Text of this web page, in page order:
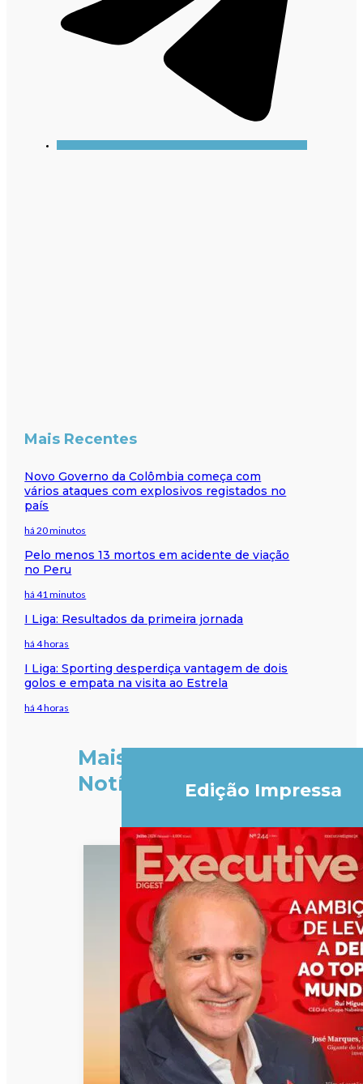
Mais Recentes
Novo Governo da Colômbia começa com
vários ataques com explosivos registados no
país
há 20 minutos
Pelo menos 13 mortos em acidente de viação
no Peru
há 41 minutos
I Liga: Resultados da primeira jornada
há 4 horas
I Liga: Sporting desperdiça vantagem de dois
golos e empata na visita ao Estrela
há 4 horas
Mais
Notícias
Edição Impressa